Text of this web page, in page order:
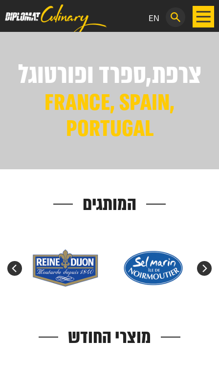
EN
צרפת,ספרד ופורטוגל
FRANCE, SPAIN,
PORTUGAL
המותגים
מוצרי החודש